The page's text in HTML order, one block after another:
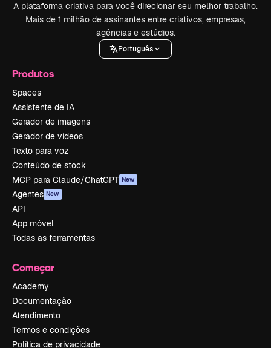
A plataforma criativa para você direcionar seu melhor trabalho.
Mais de 1 milhão de assinantes entre criativos, empresas,
agências e estúdios.
Português
Produtos
Spaces
Assistente de IA
Gerador de imagens
Gerador de vídeos
Texto para voz
Conteúdo de stock
MCP para Claude/ChatGPT New
Agentes New
API
App móvel
Todas as ferramentas
Começar
Academy
Documentação
Atendimento
Termos e condições
Política de privacidade